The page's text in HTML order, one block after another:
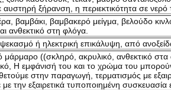
ξήρανση, η περιεκτικότητα σε νερό
βαμβάκι, βαμβακερό μείγμα, βελούδο
ανθεκτικό στη φλόγα.
ή ηλεκτρική επικάλυψη, από
μάρμαρο ((σκληρό, ακρυλικό, ανθεκτικό
Η εμφάνισή του και το χρώμα του
στην παραγωγή, τερματισμός με
την εξαιρετικά τυποποιημένη συσκευασία